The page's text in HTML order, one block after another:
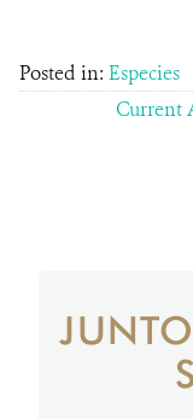
Posted in: Especies
Current